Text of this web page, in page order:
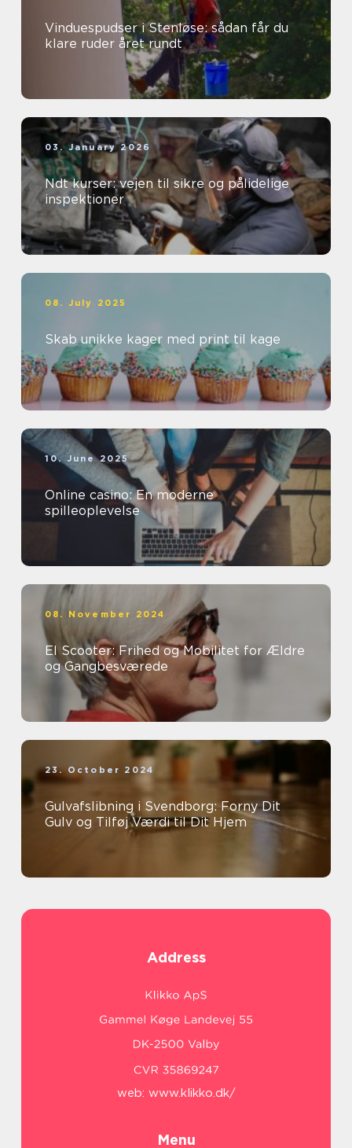
Vinduespudser i Stenløse: sådan får du
klare ruder året rundt
03. January 2026
Ndt kurser: vejen til sikre og pålidelige
inspektioner
08. July 2025
Skab unikke kager med print til kage
10. June 2025
Online casino: En moderne
spilleoplevelse
08. November 2024
El Scooter: Frihed og Mobilitet for Ældre
og Gangbesværede
23. October 2024
Gulvafslibning i Svendborg: Forny Dit
Gulv og Tilføj Værdi til Dit Hjem
Address
web: www.klikko.dk/
Menu